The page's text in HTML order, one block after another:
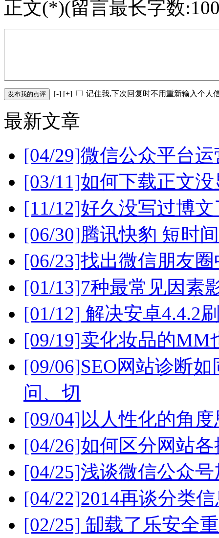
正文(*)(留言最长字数
[-] [+] 记住我,下次回复时不用重新输入个人
最新文章
[04/29]微信公众平台
[03/11]如何下载正文
[11/12]好久没写过博
[06/30]腾讯快豹 短时
[06/23]找出微信朋友
[01/13]7种最常见因素
[01/12] 解决安卓4.4.2
[09/19]卖化妆品的
[09/06]SEO网站诊断
问、切
[09/04]以人性化的角
[04/26]如何区分网站
[04/25]浅谈微信公众
[04/22]2014再谈分类
[02/25] 缷载了乐安全